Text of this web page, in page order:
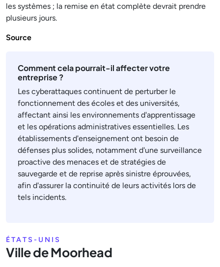
les systèmes ; la remise en état complète devrait prendre
plusieurs jours.
Source
Comment cela pourrait-il affecter votre
entreprise ?
Les cyberattaques continuent de perturber le
fonctionnement des écoles et des universités,
affectant ainsi les environnements d'apprentissage
et les opérations administratives essentielles. Les
établissements d'enseignement ont besoin de
défenses plus solides, notamment d'une surveillance
proactive des menaces et de stratégies de
sauvegarde et de reprise après sinistre éprouvées,
afin d'assurer la continuité de leurs activités lors de
tels incidents.
ÉTATS-UNIS
Ville de Moorhead